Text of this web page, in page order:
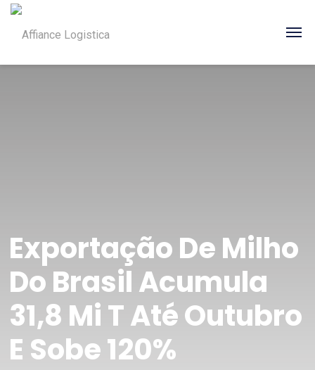
Exportação De Milho
Do Brasil Acumula
31,8 Mi T Até Outubro
E Sobe 120%